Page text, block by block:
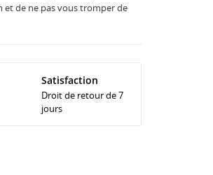
de ne pas vous tromper de
Satisfaction
Droit de retour de 7
jours